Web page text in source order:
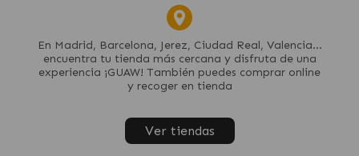
En Madrid, Barcelona, Jerez, Ciudad Real, Valencia...
encuentra tu tienda más cercana y disfruta de una
experiencia ¡GUAW! También puedes comprar online
y recoger en tienda
Ver tiendas